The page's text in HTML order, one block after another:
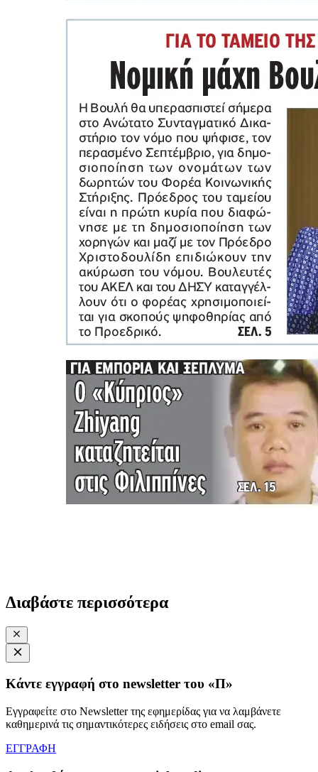
Διαβάστε περισσότερα
Κάντε εγγραφή στο newsletter του «Π»
Εγγραφείτε στο Newsletter της εφημερίδας για να λαμβάνετε
καθημερινά τις σημαντικότερες ειδήσεις στο email σας.
ΕΓΓΡΑΦΗ